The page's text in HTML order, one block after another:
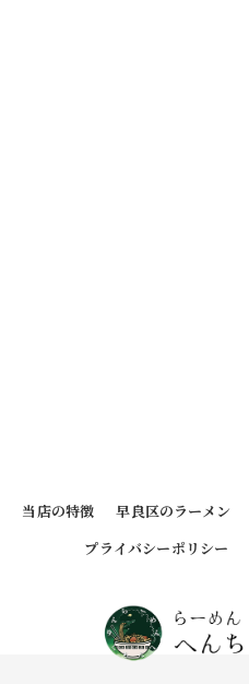
当店の特徴 早良区のラーメン
プライバシーポリシー